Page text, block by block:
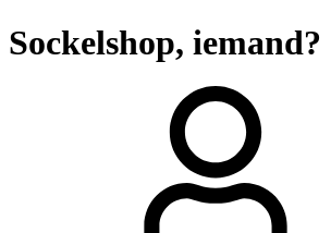
Sockelshop, iemand?